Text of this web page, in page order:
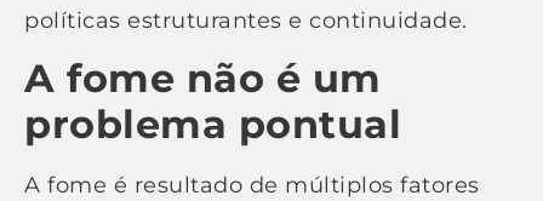
políticas estruturantes e continuidade.
A fome não é um
problema pontual
A fome é resultado de múltiplos fatores